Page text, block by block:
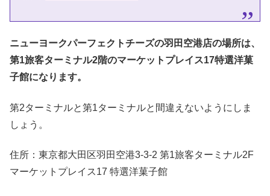
ニューヨークパーフェクトチーズの羽田空港店の場所は、
第1旅客ターミナル2階のマーケットプレイス17特選洋菓
子館になります。
第2ターミナルと第1ターミナルと間違えないようにしま
しょう。
住所：東京都大田区羽田空港3-3-2 第1旅客ターミナル2F
マーケットプレイス17 特選洋菓子館